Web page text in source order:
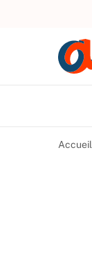
Accueil